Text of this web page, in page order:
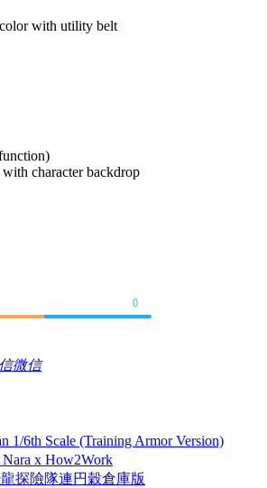
with utility belt
character backdrop
0
微信
1/6th Scale (Training Armor Version)
x How2Work
探險隊連円穀倉庫版